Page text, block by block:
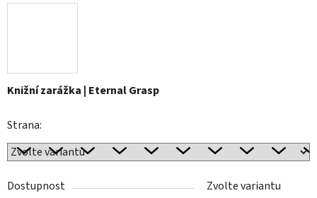
Knižní zarážka | Eternal Grasp
Strana:
Dostupnost
Zvolte variantu